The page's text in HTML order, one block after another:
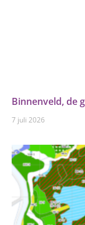
Binnenveld, de
7 juli 2026